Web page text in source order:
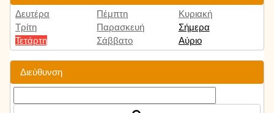
Δευτέρα
Τρίτη
Τετάρτη
Πέμπτη
Παρασκευή
Σάββατο
Κυριακή
Σήμερα
Αύριο
Διεύθυνση